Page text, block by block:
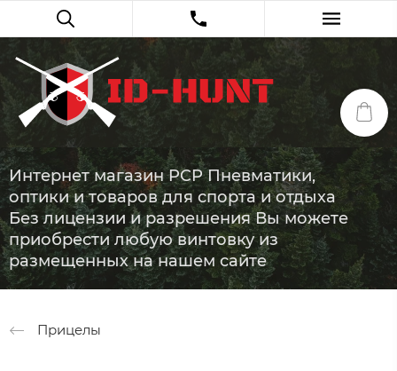
Интернет магазин PCP Пневматики,
оптики и товаров для спорта и отдыха
Без лицензии и разрешения Вы можете
приобрести любую винтовку из
размещенных на нашем сайте
Прицелы